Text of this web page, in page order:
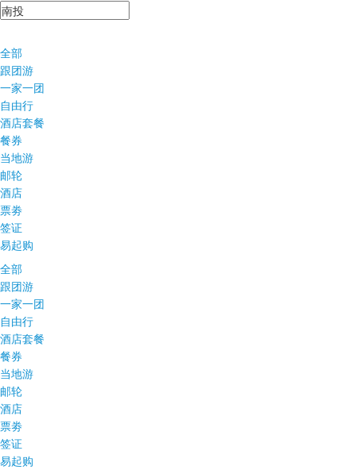
全部
跟团游
一家一团
自由行
酒店套餐
餐券
当地游
邮轮
酒店
票劵
签证
易起购
全部
跟团游
一家一团
自由行
酒店套餐
餐券
当地游
邮轮
酒店
票劵
签证
易起购